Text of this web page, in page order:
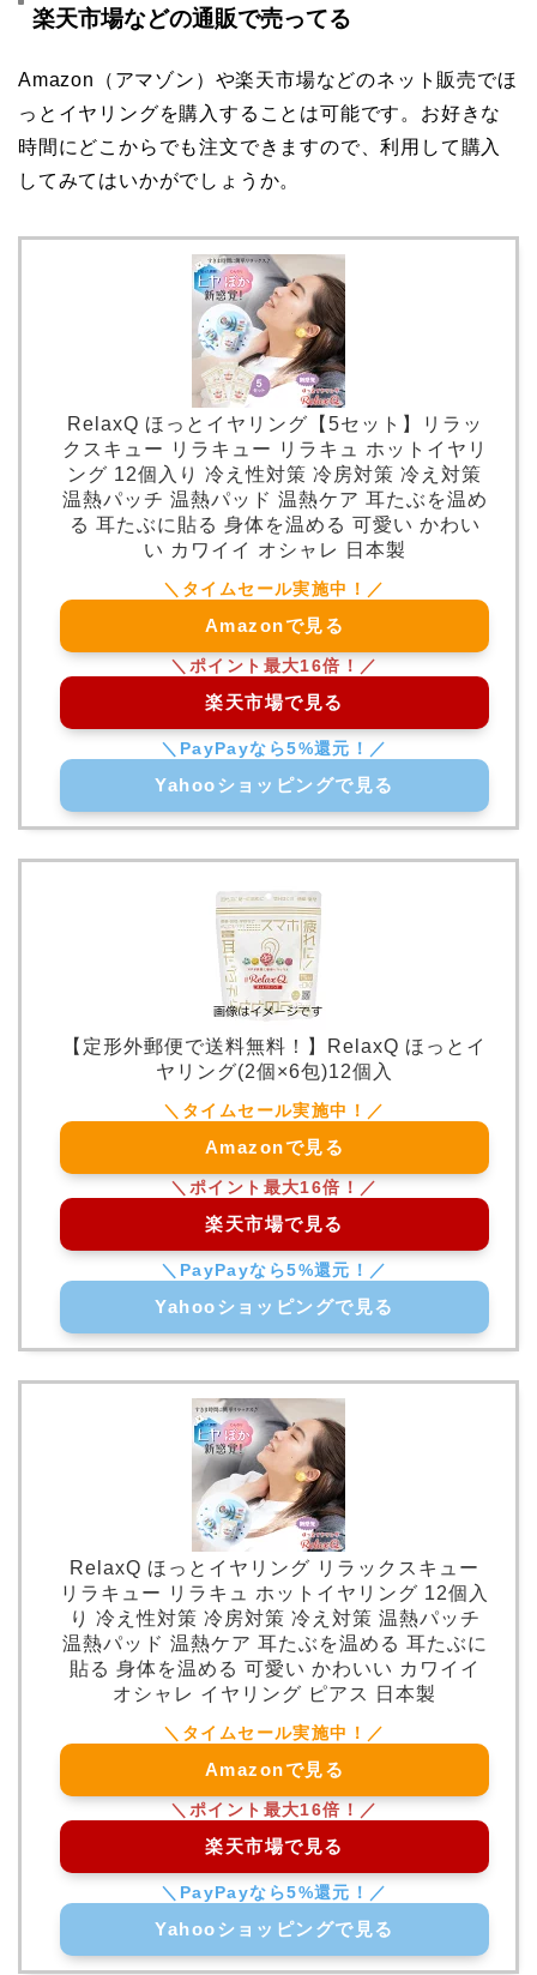
楽天市場などの通販で売ってる
Amazon（アマゾン）や楽天市場などのネット販売でほ
っとイヤリングを購入することは可能です。お好きな
時間にどこからでも注文できますので、利用して購入
してみてはいかがでしょうか。
RelaxQ ほっとイヤリング【5セット】リラッ
クスキュー リラキュー リラキュ ホットイヤリ
ング 12個入り 冷え性対策 冷房対策 冷え対策
温熱パッチ 温熱パッド 温熱ケア 耳たぶを温め
る 耳たぶに貼る 身体を温める 可愛い かわい
い カワイイ オシャレ 日本製
Amazonで見る
楽天市場で見る
Yahooショッピングで見る
【定形外郵便で送料無料！】RelaxQ ほっとイ
ヤリング(2個×6包)12個入
Amazonで見る
楽天市場で見る
Yahooショッピングで見る
RelaxQ ほっとイヤリング リラックスキュー
リラキュー リラキュ ホットイヤリング 12個入
り 冷え性対策 冷房対策 冷え対策 温熱パッチ
温熱パッド 温熱ケア 耳たぶを温める 耳たぶに
貼る 身体を温める 可愛い かわいい カワイイ
オシャレ イヤリング ピアス 日本製
Amazonで見る
楽天市場で見る
Yahooショッピングで見る